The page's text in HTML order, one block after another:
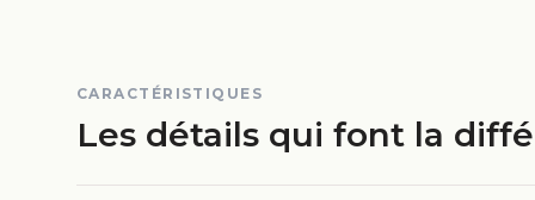
CARACTÉRISTIQUES
Les détails qui font la